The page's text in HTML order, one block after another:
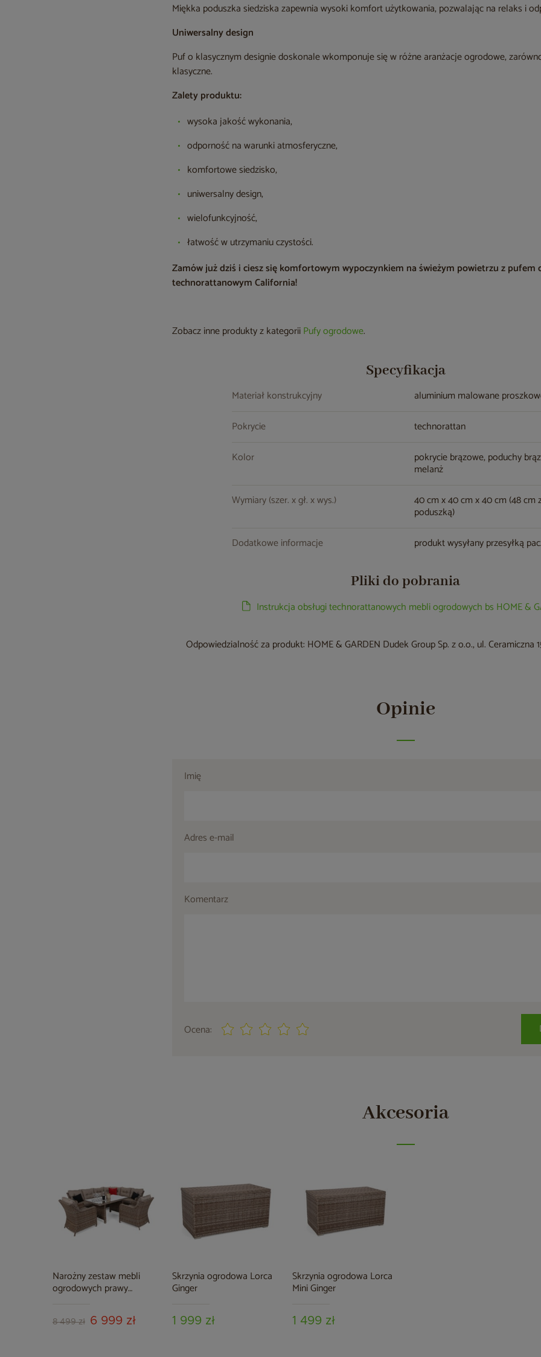
Miękka poduszka siedziska zapewnia wysoki komfort użytkowania, pozwalając na relaks i
Uniwersalny design
Puf o klasycznym designie doskonale wkomponuje się w różne aranżacje ogrodowe,
klasyczne.
Zalety produktu:
wysoka jakość wykonania,
odporność na warunki atmosferyczne,
komfortowe siedzisko,
uniwersalny design,
wielofunkcyjność,
łatwość w utrzymaniu czystości.
Zamów już dziś i ciesz się komfortowym wypoczynkiem na świeżym powietrzu z pufem
technorattanowym California!
Zobacz inne produkty z kategoriiPufy ogrodowe.
Specyfikacja
Materiał konstrukcyjny
aluminium malowane
Pokrycie
technorattan
Kolor
pokrycie brązowe, poduchy
melanż
Wymiary (szer. x gł. x wys.)
40 cm x 40 cm x 40 cm (48 cm
poduszką)
Dodatkowe informacje
produkt wysyłany przesyłką
Pliki do pobrania
Instrukcja obsługi technorattanowych mebli ogrodowych bs HOME &
Odpowiedzialność za produkt: HOME & GARDEN Dudek Group Sp. z o.o., ul. Ceramiczna
Opinie
Imię
Adres e-mail
Komentarz
Ocena:
Akcesoria
Narożny zestaw mebli
ogrodowych prawy
8 499 zł 6 999 zł
Skrzynia ogrodowa Lorca
Ginger
1 999 zł
Skrzynia ogrodowa Lorca
Mini Ginger
1 499 zł